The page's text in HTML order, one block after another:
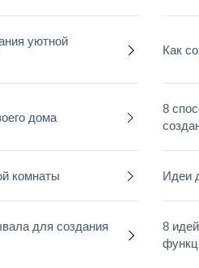
уютной
Как
дома
8
комнаты Идеи
для создания
8